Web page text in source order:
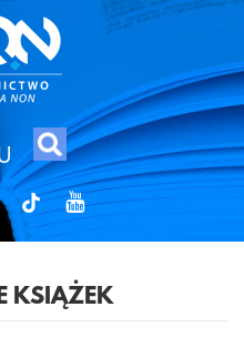
tiktok
KSIĄŻEK